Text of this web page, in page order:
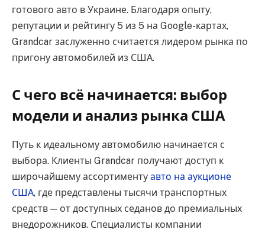
готового авто в Украине. Благодаря опыту,
репутации и рейтингу 5 из 5 на Google-картах,
Grandcar заслуженно считается лидером рынка по
пригону автомобилей из США.
С чего всё начинается: выбор
модели и анализ рынка США
Путь к идеальному автомобилю начинается с
выбора. Клиенты Grandcar получают доступ к
широчайшему ассортименту авто на аукционе
США, где представлены тысячи транспортных
средств — от доступных седанов до премиальных
внедорожников. Специалисты компании